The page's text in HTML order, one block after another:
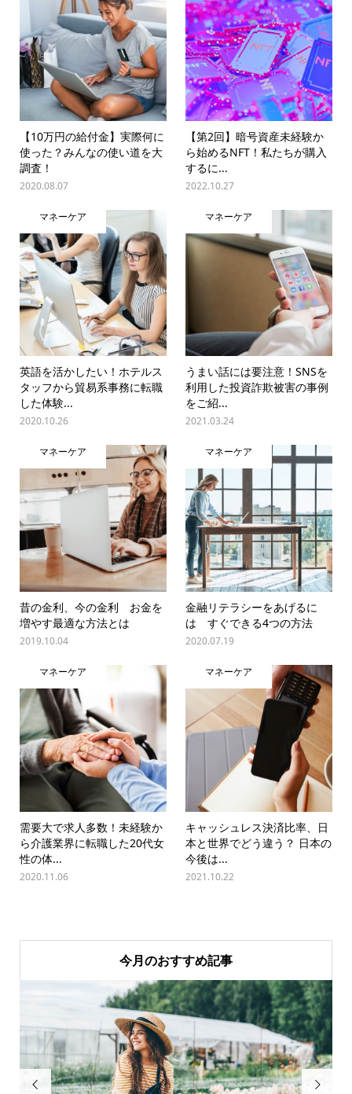
【10万円の給付金】実際何に
使った？みんなの使い道を大
調査！
2020.08.07
【第2回】暗号資産未経験か
ら始めるNFT！私たちが購入
するに...
2022.10.27
マネーケア
英語を活かしたい！ホテルス
タッフから貿易系事務に転職
した体験...
2020.10.26
マネーケア
うまい話には要注意！SNSを
利用した投資詐欺被害の事例
をご紹...
2021.03.24
マネーケア
昔の金利、今の金利 お金を
増やす最適な方法とは
2019.10.04
マネーケア
金融リテラシーをあげるに
は すぐできる4つの方法
2020.07.19
マネーケア
需要大で求人多数！未経験か
ら介護業界に転職した20代女
性の体...
2020.11.06
マネーケア
キャッシュレス決済比率、日
本と世界でどう違う？ 日本の
今後は...
2021.10.22
今月のおすすめ記事
 